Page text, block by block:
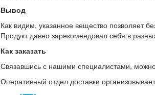
Вывод
Как видим, указанное вещество позволяет
Продукт давно зарекомендовал себя в
Как заказать
Связавшись с нашими специалистами,
Оперативный отдел доставки